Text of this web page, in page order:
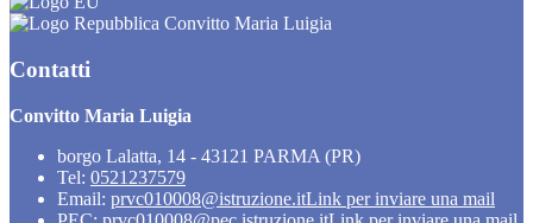
Convitto Maria Luigia
Contatti
Convitto Maria Luigia
borgo Lalatta, 14 - 43121 PARMA (PR)
Tel: 0521237579
Email: prvc010008@istruzione.itLink per inviare una mail